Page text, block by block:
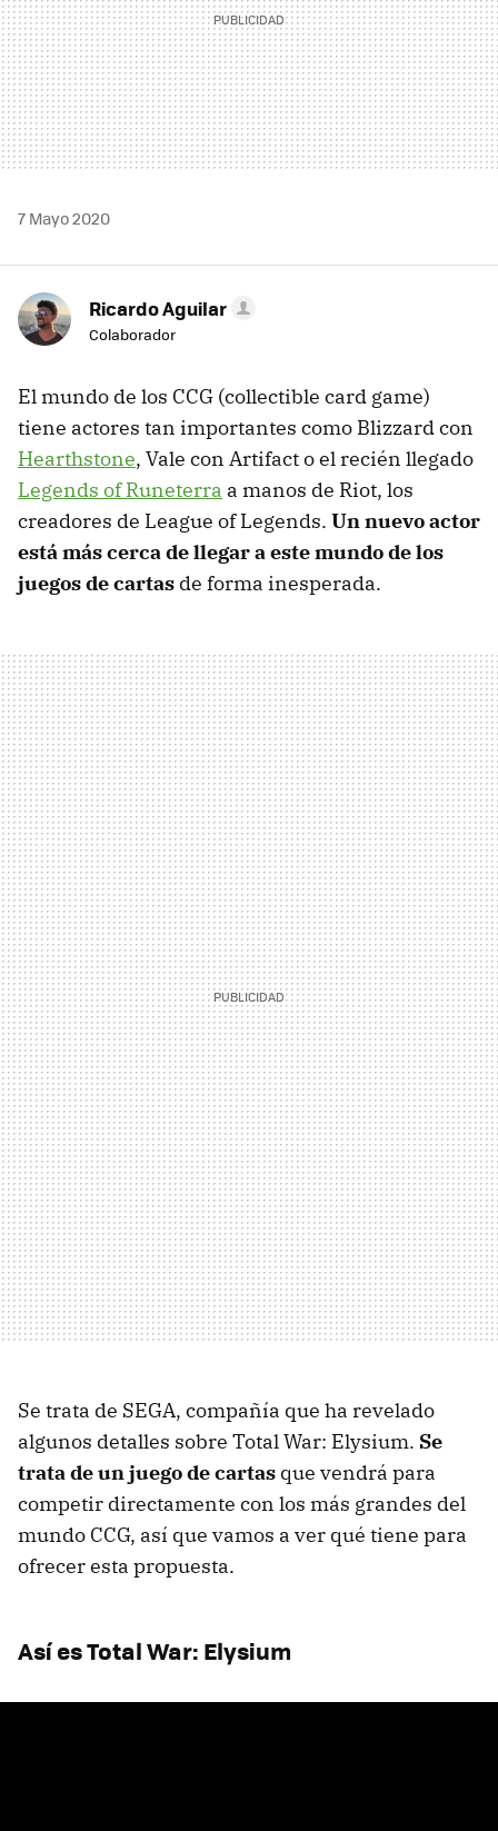
7 Mayo 2020
Ricardo Aguilar
Colaborador
El mundo de los CCG (collectible card game)
tiene actores tan importantes como Blizzard con
Hearthstone, Vale con Artifact o el recién llegado
Legends of Runeterra a manos de Riot, los
creadores de League of Legends. Un nuevo actor
está más cerca de llegar a este mundo de los
juegos de cartas de forma inesperada.
Se trata de SEGA, compañía que ha revelado
algunos detalles sobre Total War: Elysium. Se
trata de un juego de cartas que vendrá para
competir directamente con los más grandes del
mundo CCG, así que vamos a ver qué tiene para
ofrecer esta propuesta.
Así es Total War: Elysium